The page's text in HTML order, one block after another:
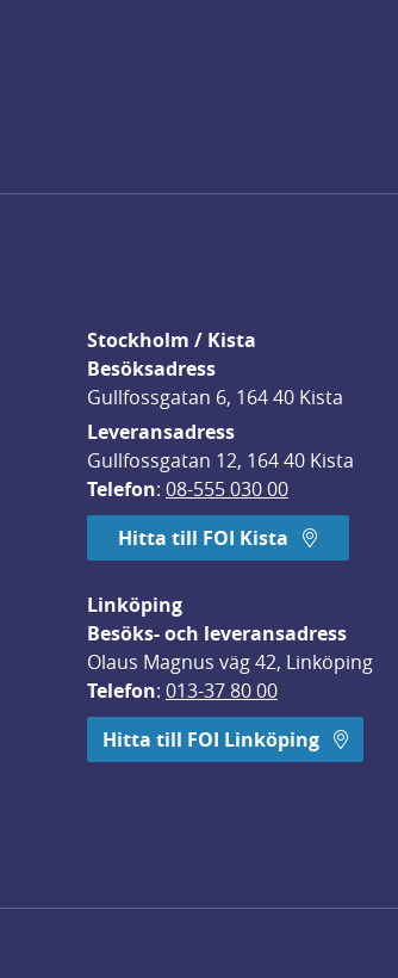
öppnas i nytt fönster.
Stockholm / Kista
Besöksadress
Gullfossgatan 6, 164 40 Kista
Leveransadress
Gullfossgatan 12, 164 40 Kista
Telefon: 08-555 030 00
Hitta till FOI Kista
Linköping
Besöks- och leveransadress
Olaus Magnus väg 42, Linköping
Telefon: 013-37 80 00
Hitta till FOI Linköping